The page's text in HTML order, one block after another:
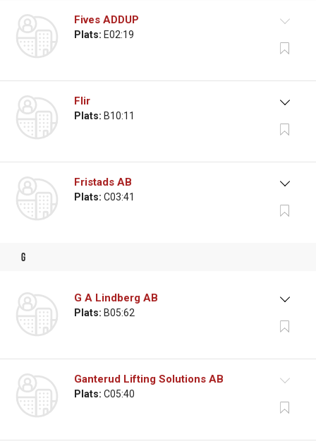
Fives ADDUP
Plats: E02:19
Flir
Plats: B10:11
Fristads AB
Plats: C03:41
g
G A Lindberg AB
Plats: B05:62
Ganterud Lifting Solutions AB
Plats: C05:40